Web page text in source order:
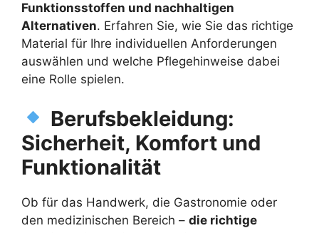
Funktionsstoffen und nachhaltigen
Alternativen. Erfahren Sie, wie Sie das richtige
Material für Ihre individuellen Anforderungen
auswählen und welche Pflegehinweise dabei
eine Rolle spielen.
Berufsbekleidung:
Sicherheit, Komfort und
Funktionalität
Ob für das Handwerk, die Gastronomie oder
den medizinischen Bereich – die richtige